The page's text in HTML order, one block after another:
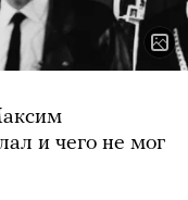
и чего не мог